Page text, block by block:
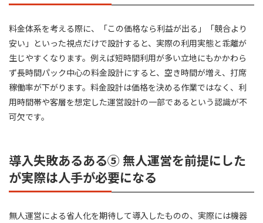
料金体系を考える際に、「この価格なら利益が出る」「競合より
安い」といった視点だけで設計すると、実際の利用実態と乖離が
生じやすくなります。例えば短時間利用が多い立地にもかかわら
ず長時間パック中心の料金設計にすると、空き時間が増え、打席
稼働率が下がります。料金設計は価格を決める作業ではなく、利
用時間帯や客層を想定した運営設計の一部であるという認識が不
可欠です。
導入失敗あるある⑤ 無人運営を前提にした
が実際は人手が必要になる
無人運営による省人化を期待して導入したものの、実際には機器